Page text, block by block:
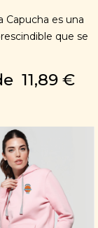
Capucha es una
que se
11,89 €